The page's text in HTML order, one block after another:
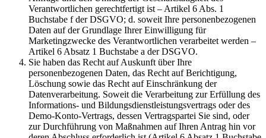
Verantwortlichen gerechtfertigt ist – Artikel 6 Abs. 1
Buchstabe f der DSGVO; d. soweit Ihre personenbezogenen
Daten auf der Grundlage Ihrer Einwilligung für
Marketingzwecke des Verantwortlichen verarbeitet werden –
Artikel 6 Absatz 1 Buchstabe a der DSGVO.
Sie haben das Recht auf Auskunft über Ihre
personenbezogenen Daten, das Recht auf Berichtigung,
Löschung sowie das Recht auf Einschränkung der
Datenverarbeitung. Soweit die Verarbeitung zur Erfüllung des
Informations- und Bildungsdienstleistungsvertrags oder des
Demo-Konto-Vertrags, dessen Vertragspartei Sie sind, oder
zur Durchführung von Maßnahmen auf Ihren Antrag hin vor